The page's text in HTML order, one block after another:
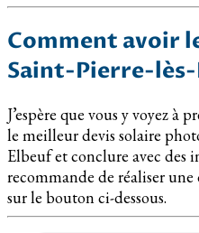
Comment avoir
Saint-Pierre-lès-
J’espère que vous y voyez à
le meilleur devis solaire
Elbeuf et conclure avec des
recommande de réaliser
sur le bouton ci-dessous.